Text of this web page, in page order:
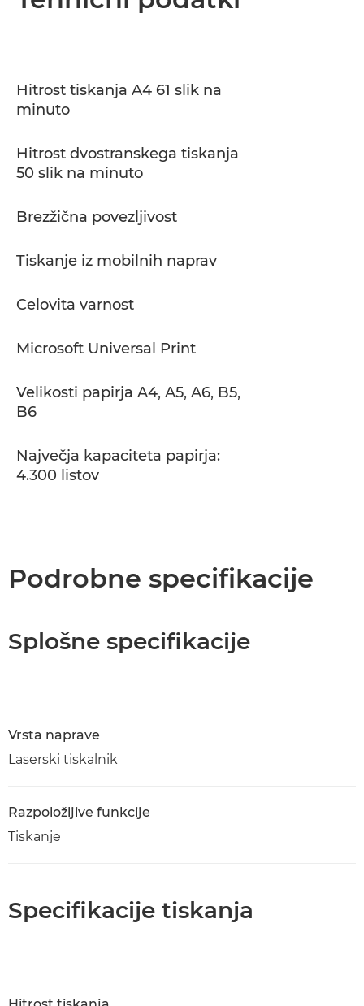
Prenos PDF
Hitrost tiskanja A4 61 slik na
minuto
Hitrost dvostranskega tiskanja
50 slik na minuto
Brezžična povezljivost
Tiskanje iz mobilnih naprav
Celovita varnost
Microsoft Universal Print
Velikosti papirja A4, A5, A6, B5,
B6
Največja kapaciteta papirja:
4.300 listov
Podrobne specifikacije
Splošne specifikacije
Vrsta naprave
Laserski tiskalnik
Razpoložljive funkcije
Tiskanje
Specifikacije tiskanja